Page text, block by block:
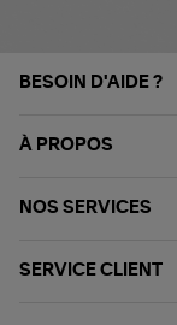
BESOIN D'AIDE ?
À PROPOS
NOS SERVICES
SERVICE CLIENT